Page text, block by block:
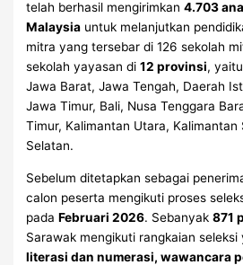
telah berhasil mengirimkan4.703
Malaysia untuk melanjutkan
mitra yang tersebar di 126 sekolah
sekolah yayasan di12 provinsi,
Jawa Barat, Jawa Tengah, Daerah
Jawa Timur, Bali, Nusa Tenggara
Timur, Kalimantan Utara, Kalimantan
Selatan.
Sebelum ditetapkan sebagai
calon peserta mengikuti proses
padaFebruari 2026. Sebanyak871
Sarawak mengikuti rangkaian
literasi dan numerasi, wawancara